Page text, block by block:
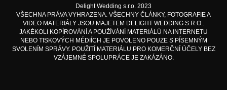
Delight Wedding s.r.o. 2023
VŠECHNA PRÁVA VYHRAZENA. VŠECHNY ČLÁNKY, FOTOGRAFIE A
VIDEO MATERIÁLY JSOU MAJETEM DELIGHT WEDDING S.R.O..
JAKÉKOLI KOPÍROVÁNÍ A POUŽÍVÁNÍ MATERIÁLŮ NA INTERNETU
NEBO TISKOVÝCH MÉDIÍCH JE POVOLENO POUZE S PÍSEMNÝM
SVOLENÍM SPRÁVY. POUŽITÍ MATERIÁLU PRO KOMERČNÍ ÚČELY BEZ
VZÁJEMNÉ SPOLUPRÁCE JE ZAKÁZÁNO.